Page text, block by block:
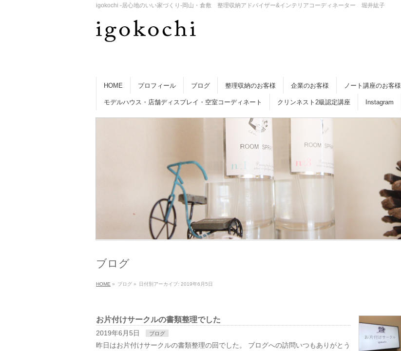
igokochi -居心地のいい家づくり-岡山・倉敷 整理収納アドバイザー&インテリアコーディネーター 堀井紘子
HOME プロフィール ブログ 整理収納のお客様 企業のお客様 ノート講座のお客様
モデルハウス・店舗ディスプレイ・空室コーディネート クリンネスト2級認定講座 Instagram
ブログ
HOME » ブログ » 日付別アーカイブ: 2019年6月5日
お片付けサークルの書類整理でした
2019年6月5日 ブログ
昨日はお片付けサークルの書類整理の回でした。 ブログへの訪問いつもありがとう